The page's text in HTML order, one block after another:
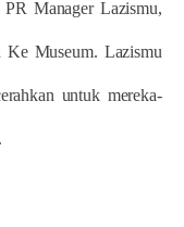
Manager Lazismu,
Ke Museum. Lazismu
untuk mereka-